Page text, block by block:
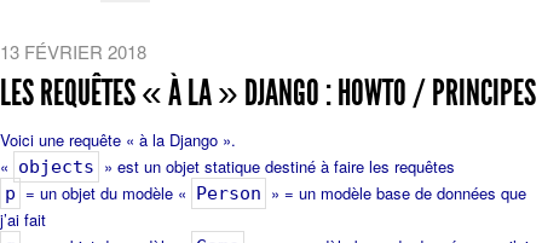
13 FÉVRIER 2018
LES REQUÊTES « À LA » DJANGO : HOWTO / PRINCIPES
Voici une requête « à la Django ».
« objects » est un objet statique destiné à faire les requêtes
p = un objet du modèle « Person » = un modèle base de données que
j’ai fait